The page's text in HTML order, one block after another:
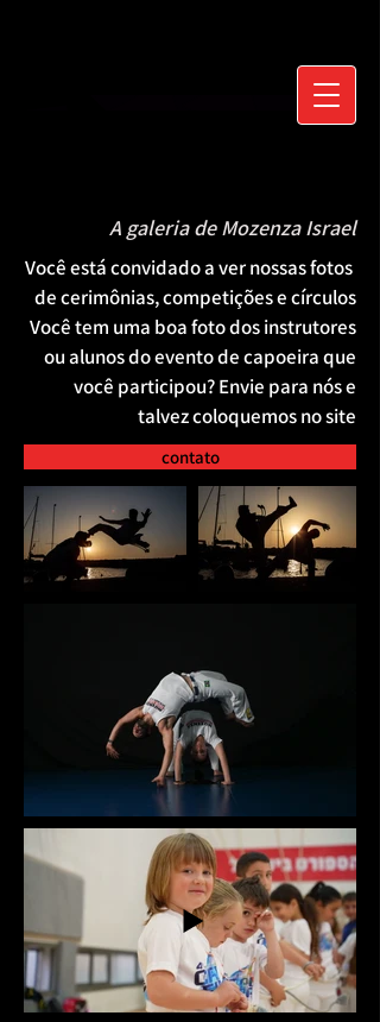
A galeria de Mozenza Israel
Você está convidado a ver nossas fotos
de cerimônias, competições e círculos
Você tem uma boa foto dos instrutores
ou alunos do evento de capoeira que
você participou? Envie para nós e
talvez coloquemos no site
contato